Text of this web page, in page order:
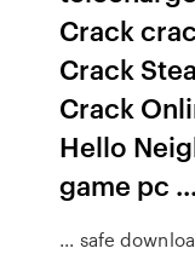
Crack
Crack
Crack
Hello
game pc ...
... safe